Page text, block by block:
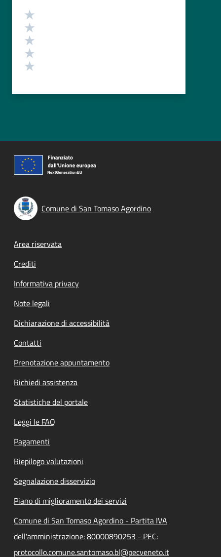
Valutazione
Comune di San Tomaso Agordino
Footer menu
Area riservata
Crediti
Informativa privacy
Note legali
Dichiarazione di accessibilità
Contatti
Prenotazione appuntamento
Richiedi assistenza
Statistiche del portale
Leggi le FAQ
Pagamenti
Riepilogo valutazioni
Segnalazione disservizio
Piano di miglioramento dei servizi
Comune di San Tomaso Agordino - Partita IVA
dell'amministrazione: 80000890253 - PEC:
protocollo.comune.santomaso.bl@pecveneto.it